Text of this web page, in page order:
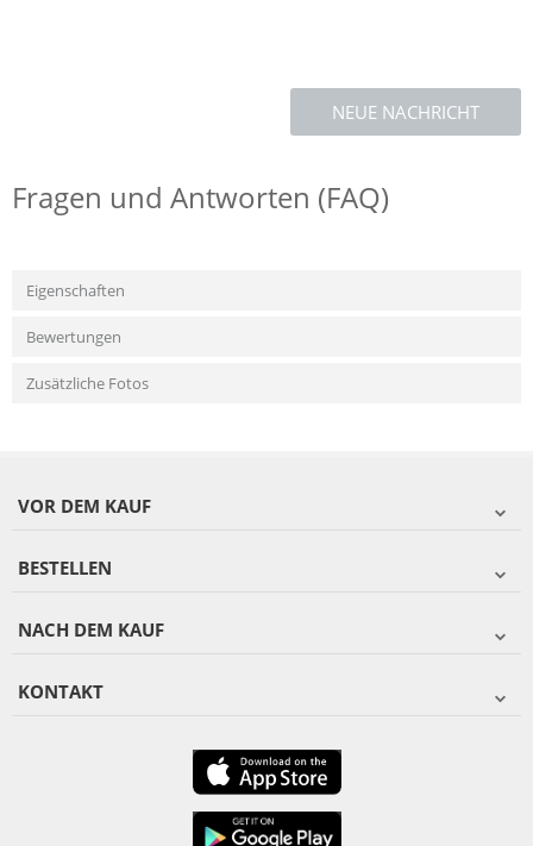
NEUE NACHRICHT
Fragen und Antworten (FAQ)
Eigenschaften
Bewertungen
Zusätzliche Fotos
VOR DEM KAUF
BESTELLEN
NACH DEM KAUF
KONTAKT